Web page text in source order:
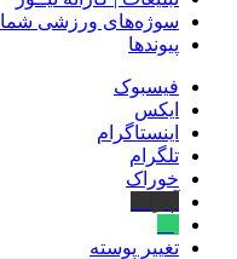
سوژه‌های ورزشی شما
پیوندها
فیسبوک
ایکس
اینستاگرام
تلگرام
خوراک
تغییر پوسته